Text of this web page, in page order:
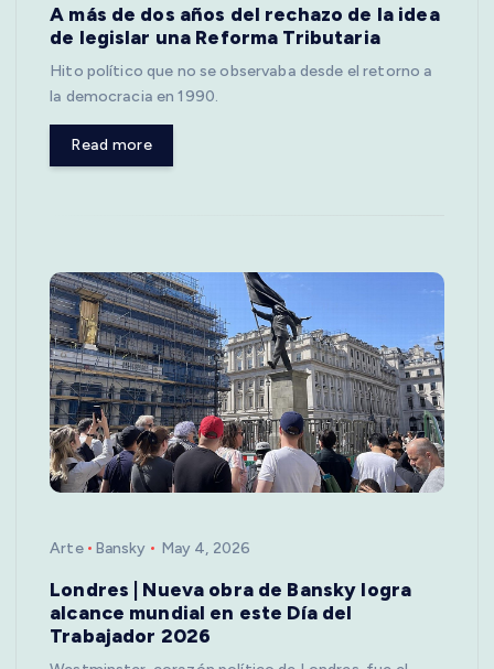
A más de dos años del rechazo de la idea
de legislar una Reforma Tributaria
Hito político que no se observaba desde el retorno a
la democracia en 1990.
Read more
Arte Bansky May 4, 2026
Londres | Nueva obra de Bansky logra
alcance mundial en este Día del
Trabajador 2026